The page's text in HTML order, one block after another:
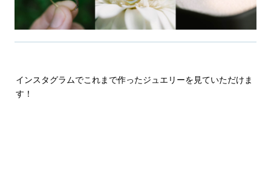
インスタグラムでこれまで作ったジュエリーを見ていただけま
す！